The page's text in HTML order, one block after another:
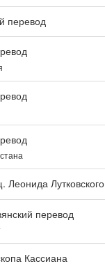
перевод
Леонида Лутковского
перевод
Кассиана